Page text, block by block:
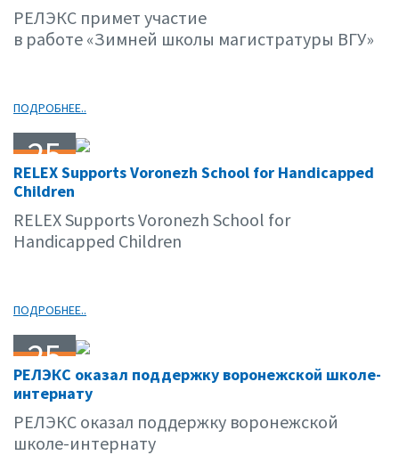
РЕЛЭКС примет участие
в работе «Зимней школы магистратуры ВГУ»
ПОДРОБНЕЕ..
25
01.12
RELEX Supports Voronezh School for Handicapped
Children
RELEX Supports Voronezh School for
Handicapped Children
ПОДРОБНЕЕ..
25
01.12
РЕЛЭКС оказал поддержку воронежской школе-
интернату
РЕЛЭКС оказал поддержку воронежской
школе-интернату